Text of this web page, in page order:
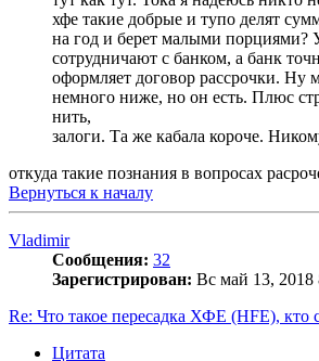
хфе такие добрые и тупо делят
на год и берет малыми порциями?
сотрудничают с банком, а банк
оформляет договор рассрочки. Ну
немного ниже, но он есть. Плюс
нить,
залоги. Та же кабала короче.
откуда такие познания в вопросах
Вернуться к началу
Vladimir
Сообщения: 32
Зарегистрирован: Вс май 13, 2018
Re: Что такое пересадка ХФЕ (HFE), кто
Цитата